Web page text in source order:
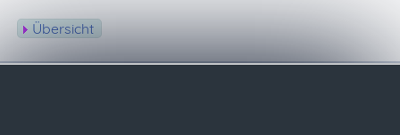
Übersicht